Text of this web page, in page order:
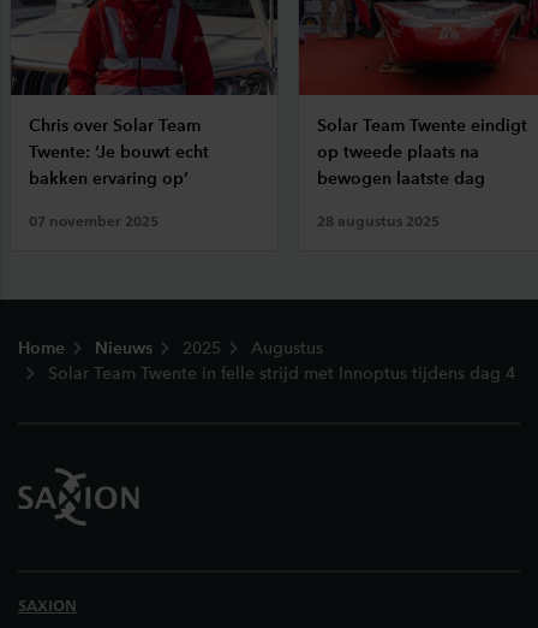
Chris over Solar Team
Twente: ‘Je bouwt echt
bakken ervaring op’
07 november 2025
Solar Team Twente eindigt
op tweede plaats na
bewogen laatste dag
28 augustus 2025
Home Nieuws 2025
Augustus
Solar Team Twente in felle strijd met Innoptus tijdens dag 4
SAXION